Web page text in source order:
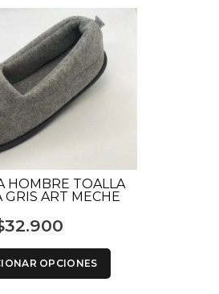
HOMBRE TOALLA
GRIS ART MECHE
32.900
OPCIONES